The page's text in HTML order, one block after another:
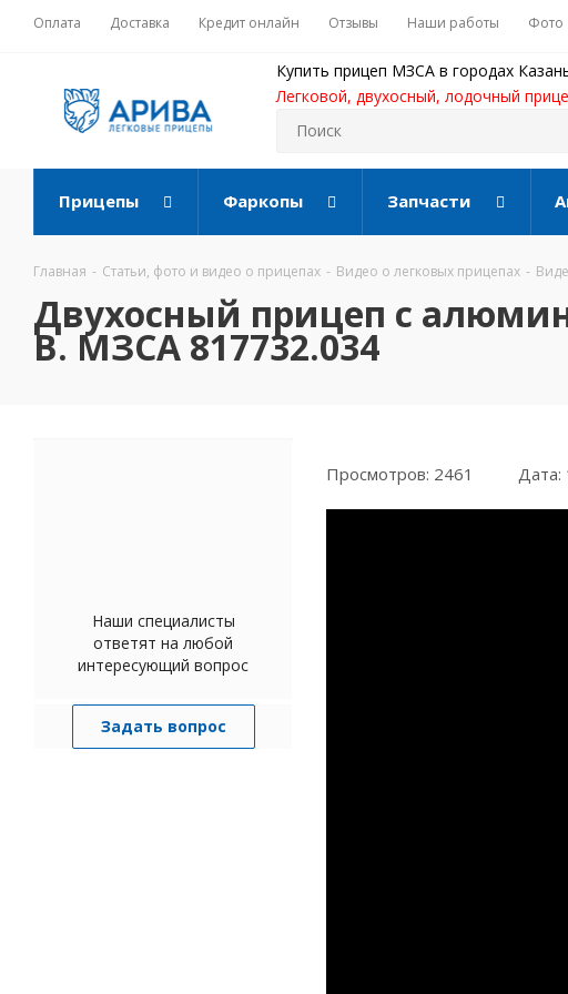
Оплата Доставка Кредит онлайн Отзывы Наши работы Фото
Купить прицеп МЗСА в городах
Легковой, двухосный, лодочный
Прицепы Фаркопы Запчасти
Главная - Статьи, фото и видео о прицепах - Видео о легковых прицепах -
Двухосный прицеп с
В. МЗСА 817732.034
Просмотров: 2461 Дата:
Наши специалисты
ответят на любой
интересующий вопрос
Задать вопрос